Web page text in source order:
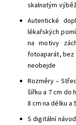
skalnatým
Autentické
lékařských
na motivy
fotoaparát, bez
neobejde
Rozměry –
šířku a 7 cm do
8 cm na délku a
S digitální